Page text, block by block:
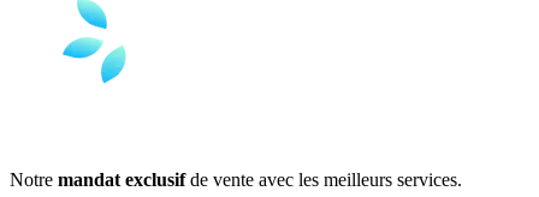
Notre mandat exclusifde vente avec les meilleurs services.